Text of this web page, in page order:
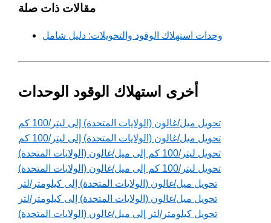
مقالات ذات صلة
وحدات استهلاك الوقود والتحويلات: دليل شامل
أخرى استهلاك الوقود الوحدات
تحويل ميل/غالون (الولايات المتحدة) إلى ليتر/100 كم
تحويل ميل/غالون (الولايات المتحدة) إلى ليتر/100 كم
تحويل ليتر/100 كم إلى ميل/غالون (الولايات المتحدة)
تحويل ليتر/100 كم إلى ميل/غالون (الولايات المتحدة)
تحويل ميل/غالون (الولايات المتحدة) إلى كيلومتر/لتر
تحويل ميل/غالون (الولايات المتحدة) إلى كيلومتر/لتر
تحويل كيلومتر/لتر إلى ميل/غالون (الولايات المتحدة)